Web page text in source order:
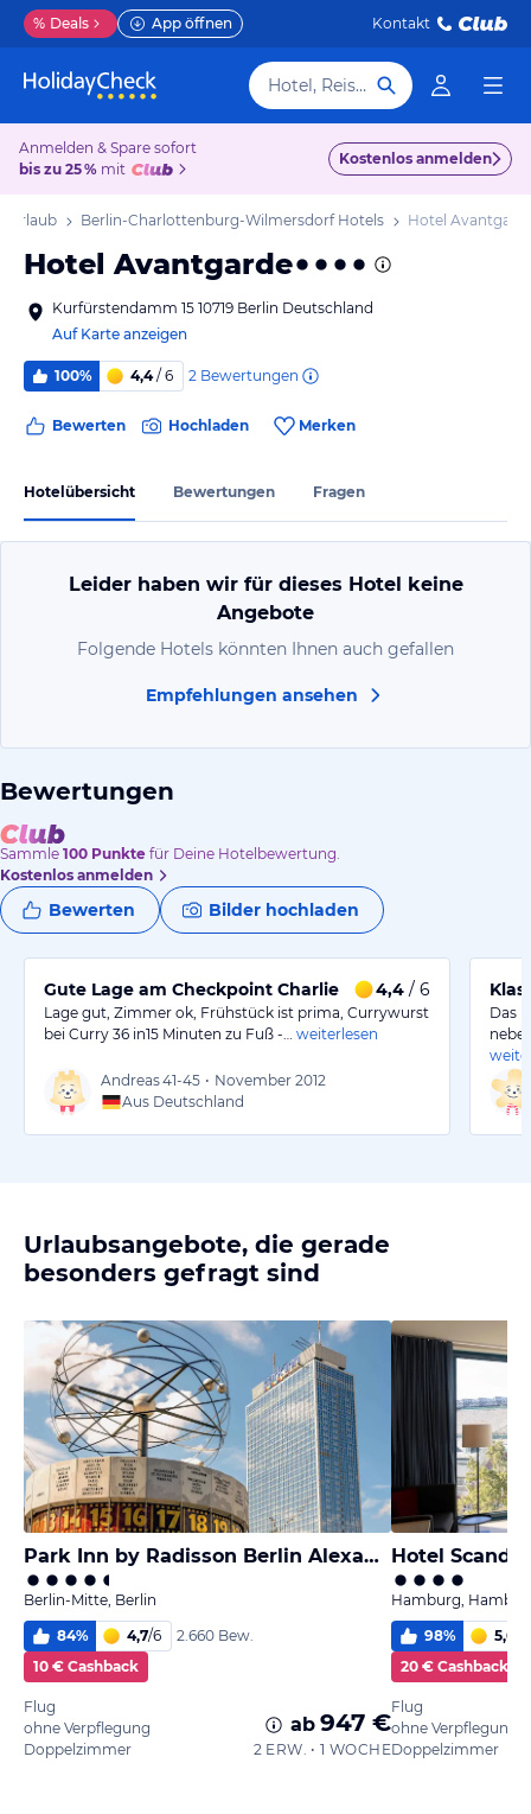
% Deals App öffnen Kontakt
Hotel, Reiseziel
Anmelden & Spare sofort
bis zu 25 % mit
Kostenlos anmelden
Urlaub Berlin-Charlottenburg-Wilmersdorf Hotels Hotel
Hotel Avantgarde
Kurfürstendamm 15 10719 Berlin Deutschland
Auf Karte anzeigen
100% 4,4/ 6 2 Bewertungen
Bewerten Hochladen Merken
Hotelübersicht Bewertungen Fragen
Leider haben wir für dieses Hotel keine
Angebote
Folgende Hotels könnten Ihnen auch gefallen
Empfehlungen ansehen
Bewertungen
Sammle 100 Punkte für Deine Hotelbewertung.
Kostenlos anmelden
Bewerten Bilder hochladen
Gute Lage am Checkpoint Charlie 4,4 / 6
Lage gut, Zimmer ok, Frühstück ist prima, Currywurst
bei Curry 36 in15 Minuten zu Fuß -…
weiterlesen
Andreas41-45 • November 2012
Aus Deutschland
Das
Urlaubsangebote, die gerade
besonders gefragt sind
Park Inn by Radisson Berlin Alexanderplatz
Berlin-Mitte, Berlin
84% 4,7/6
2.660 Bew.
10 € Cashback
Flug
ohne Verpflegung
Doppelzimmer
ab 947 €
2 ERW. • 1 WOCHE
Hotel
Hamburg,
98% 5,6
20 € Cashback
Flug
ohne Verpflegung
Doppelzimmer